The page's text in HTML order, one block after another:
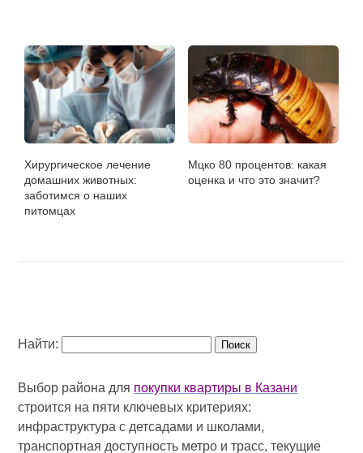
Хирургическое лечение
домашних животных:
заботимся о наших
питомцах
Мцко 80 процентов: какая
оценка и что это значит?
Найти:
Выбор района для покупки квартиры в Казани
строится на пяти ключевых критериях:
инфраструктура с детсадами и школами,
транспортная доступность метро и трасс, текущие